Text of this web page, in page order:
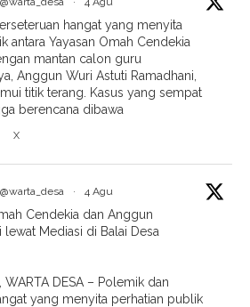
hangat yang menyita
antara Yayasan Omah Cendekia
mantan calon guru
Anggun Wuri Astuti Ramadhani,
titik terang. Kasus yang sempat
berencana dibawa
X
@warta_desa · 4 Agu
Cendekia dan Anggun
lewat Mediasi di Balai Desa
WARTA DESA – Polemik dan
yang menyita perhatian publik